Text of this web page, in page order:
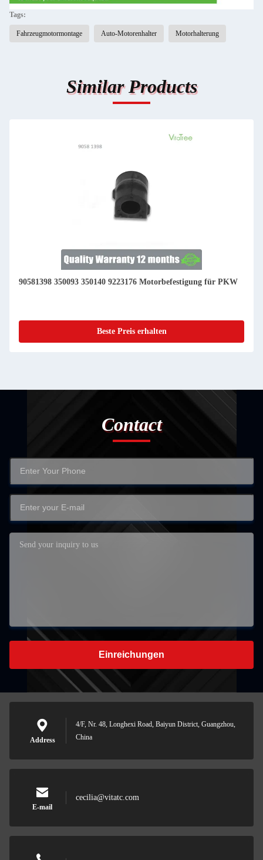
Tags:
Fahrzeugmotormontage Auto-Motorenhalter Motorhalterung
Similar Products
90581398 350093 350140 9223176 Motorbefestigung für PKW
Beste Preis erhalten
Contact
Einreichungen
Address
4/F, Nr. 48, Longhexi Road, Baiyun District, Guangzhou,
China
E-mail
cecilia@vitatc.com